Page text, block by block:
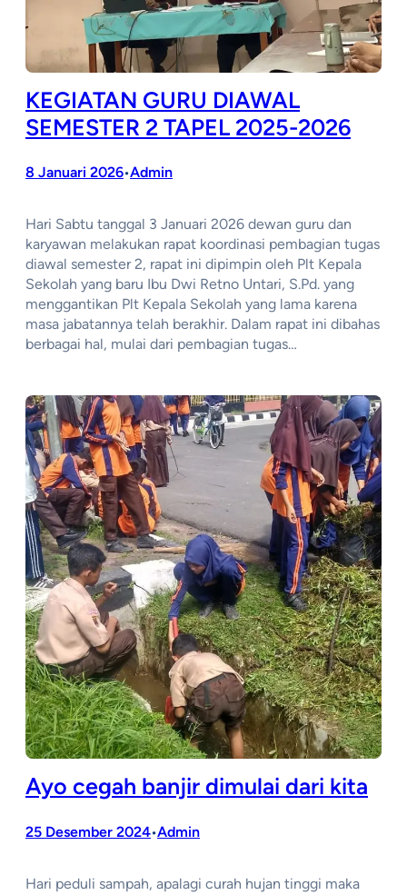
KEGIATAN GURU DIAWAL
SEMESTER 2 TAPEL 2025-2026
8 Januari 2026•Admin
Hari Sabtu tanggal 3 Januari 2026 dewan guru dan
karyawan melakukan rapat koordinasi pembagian tugas
diawal semester 2, rapat ini dipimpin oleh Plt Kepala
Sekolah yang baru Ibu Dwi Retno Untari, S.Pd. yang
menggantikan Plt Kepala Sekolah yang lama karena
masa jabatannya telah berakhir. Dalam rapat ini dibahas
berbagai hal, mulai dari pembagian tugas…
Ayo cegah banjir dimulai dari kita
25 Desember 2024•Admin
Hari peduli sampah, apalagi curah hujan tinggi maka